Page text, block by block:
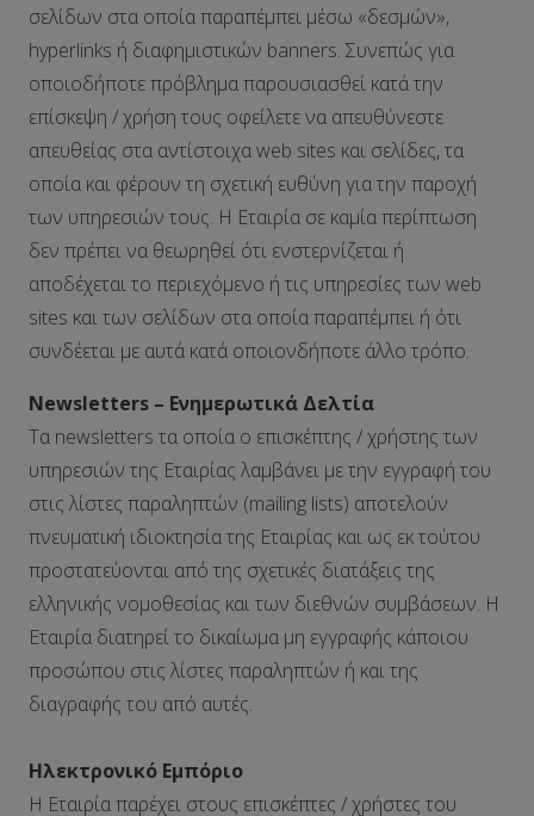
σελίδων στα οποία παραπέμπει μέσω «δεσμών»,
hyperlinks ή διαφημιστικών banners. Συνεπώς για
οποιοδήποτε πρόβλημα παρουσιασθεί κατά την
επίσκεψη / χρήση τους οφείλετε να απευθύνεστε
απευθείας στα αντίστοιχα web sites και σελίδες, τα
οποία και φέρουν τη σχετική ευθύνη για την παροχή
των υπηρεσιών τους. Η Εταιρία σε καμία περίπτωση
δεν πρέπει να θεωρηθεί ότι ενστερνίζεται ή
αποδέχεται το περιεχόμενο ή τις υπηρεσίες των web
sites και των σελίδων στα οποία παραπέμπει ή ότι
συνδέεται με αυτά κατά οποιονδήποτε άλλο τρόπο.
Newsletters – Ενημερωτικά Δελτία
Τα newsletters τα οποία ο επισκέπτης / χρήστης των
υπηρεσιών της Εταιρίας λαμβάνει με την εγγραφή του
στις λίστες παραληπτών (mailing lists) αποτελούν
πνευματική ιδιοκτησία της Εταιρίας και ως εκ τούτου
προστατεύονται από της σχετικές διατάξεις της
ελληνικής νομοθεσίας και των διεθνών συμβάσεων. Η
Εταιρία διατηρεί το δικαίωμα μη εγγραφής κάποιου
προσώπου στις λίστες παραληπτών ή και της
διαγραφής του από αυτές.
Ηλεκτρονικό Εμπόριο
Η Εταιρία παρέχει στους επισκέπτες / χρήστες του